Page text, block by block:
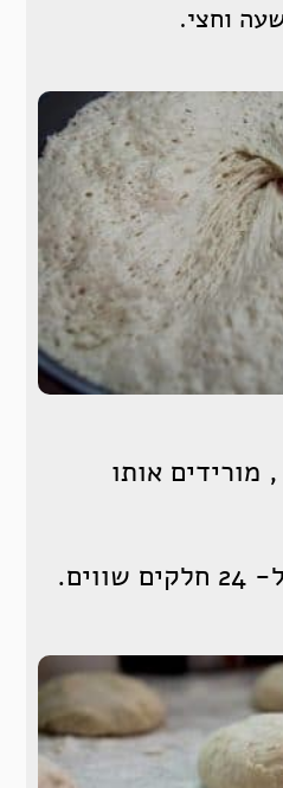
וחצי.
אותו
מחלקים את הבצק ל- 24 חלקים שווים.